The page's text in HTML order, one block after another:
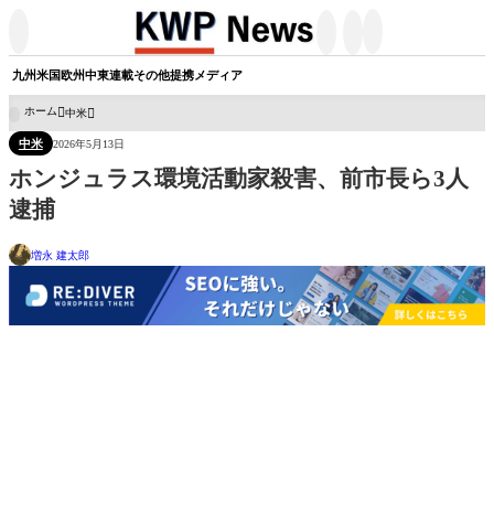
九州米国欧州中東連載その他提携メディア
ホーム 中米
中米 2026年5月13日
ホンジュラス環境活動家殺害、前市長ら3人
逮捕
増永 建太郎